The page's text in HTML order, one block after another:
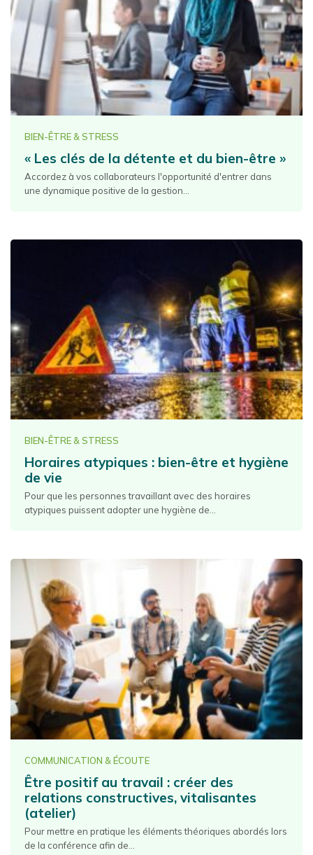
BIEN-ÊTRE & STRESS
« Les clés de la détente et du bien-être »
Accordez à vos collaborateurs l'opportunité d'entrer dans
une dynamique positive de la gestion...
BIEN-ÊTRE & STRESS
Horaires atypiques : bien-être et hygiène
de vie
Pour que les personnes travaillant avec des horaires
atypiques puissent adopter une hygiène de...
COMMUNICATION & ÉCOUTE
Être positif au travail : créer des
relations constructives, vitalisantes
(atelier)
Pour mettre en pratique les éléments théoriques abordés lors
de la conférence afin de...